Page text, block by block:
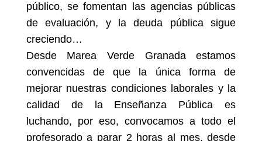
público, se fomentan las agencias públicas
de evaluación, y la deuda pública sigue
creciendo…
Desde Marea Verde Granada estamos
convencidas de que la única forma de
mejorar nuestras condiciones laborales y la
calidad de la Enseñanza Pública es
luchando, por eso, convocamos a todo el
profesorado a parar 2 horas al mes, desde